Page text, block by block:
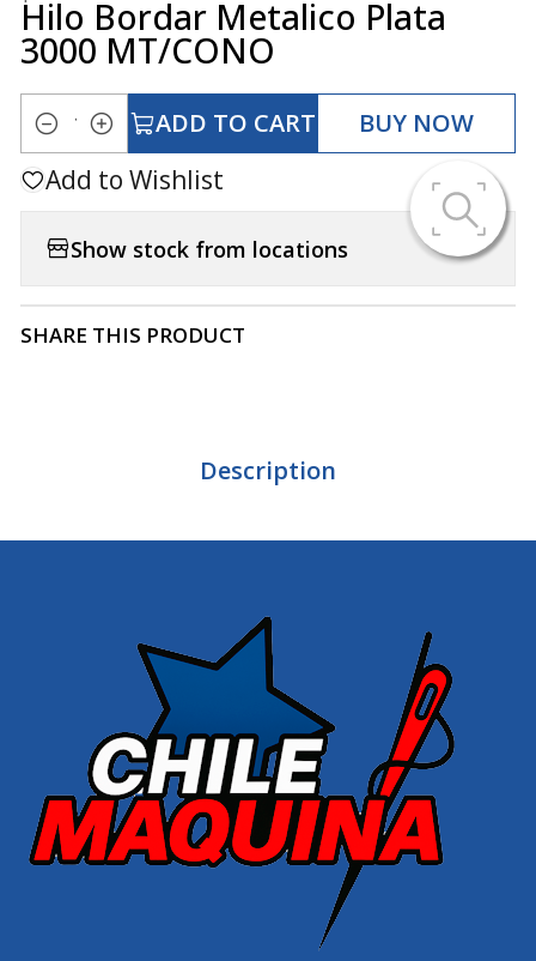
Hilo Bordar Metalico Plata
3000 MT/CONO
Quantity
ADD TO CART BUY NOW
Add to Wishlist
Show stock from locations
SHARE THIS PRODUCT
Description